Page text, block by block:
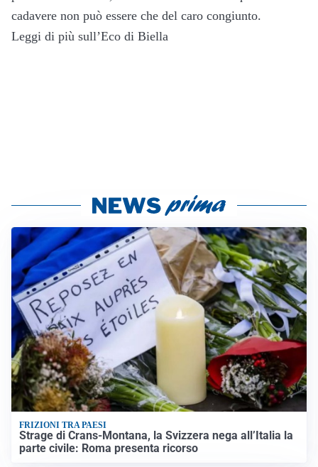
cadavere non può essere che del caro congiunto.
Leggi di più sull’Eco di Biella
FRIZIONI TRA PAESI
Strage di Crans-Montana, la Svizzera nega all’Italia la
parte civile: Roma presenta ricorso